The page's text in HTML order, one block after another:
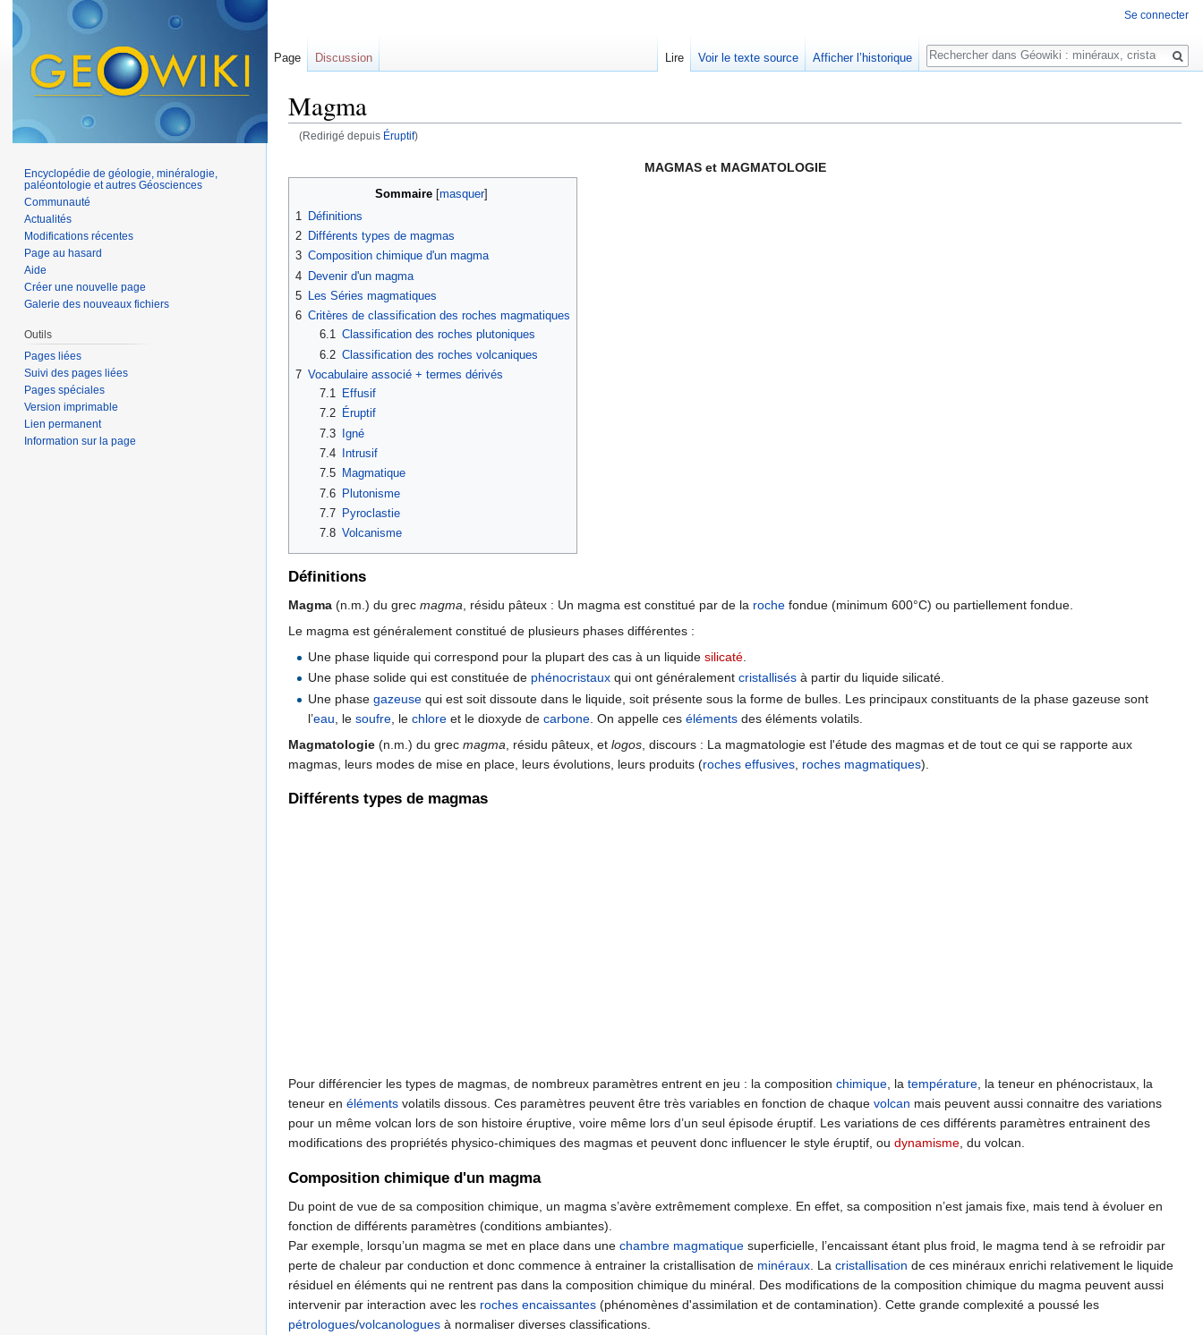
Magma
(Redirigé depuis Éruptif)
MAGMAS et MAGMATOLOGIE
Sommaire[masquer]
1
Définitions
2 Différents types de magmas
3 Composition chimique d'un magma
4 Devenir d'un magma
5
Les Séries magmatiques
6 Critères de classification des roches magmatiques
6.1 Classification des roches plutoniques
6.2 Classification des roches volcaniques
7 Vocabulaire associé + termes dérivés
7.1
Effusif
7.2
Éruptif
7.3 Igné
7.4
Intrusif
7.5
Magmatique
7.6 Plutonisme
7.7
Pyroclastie
7.8 Volcanisme
Définitions
Magma (n.m.) du grec magma , résidu pâteux : Un magma est constitué par de la roche fondue (minimum 600°C) ou partiellement fondue.
Le magma est généralement constitué de plusieurs phases différentes :
Une phase liquide qui correspond pour la plupart des cas à un liquidesilicaté
Une phase solide qui est constituée de phénocristaux qui ont généralementcristallisés à partir du liquide silicaté.
Une phasegazeuse qui est soit dissoute dans le liquide, soit présente sous la forme de bulles. Les principaux constituants de la phase gazeuse sont
l’eau , lesoufre , lechlore et le dioxyde decarbone . On appelle ceséléments des éléments volatils.
Magmatologie (n.m.) du grec magma , résidu pâteux, et logos , discours : La magmatologie est l'étude des magmas et de tout ce qui se rapporte aux
magmas, leurs modes de mise en place, leurs évolutions, leurs produits (roches effusives roches magmatiques).
Différents types de magmas
Pour différencier les types de magmas, de nombreux paramètres entrent en jeu : la composition chimique, la température, la teneur en phénocristaux, la
teneur en éléments volatils dissous. Ces paramètres peuvent être très variables en fonction de chaque volcan mais peuvent aussi connaitre des variations
pour un même volcan lors de son histoire éruptive, voire même lors d’un seul épisode éruptif. Les variations de ces différents paramètres entrainent des
modifications des propriétés physico-chimiques des magmas et peuvent donc influencer le style éruptif, ou dynamisme, du volcan.
Composition chimique d'un magma
Du point de vue de sa composition chimique, un magma s’avère extrêmement complexe. En effet, sa composition n’est jamais fixe, mais tend à évoluer en
fonction de différents paramètres (conditions ambiantes).
Par exemple, lorsqu’un magma se met en place dans une chambre magmatique superficielle, l’encaissant étant plus froid, le magma tend à se refroidir par
perte de chaleur par conduction et donc commence à entrainer la cristallisation de minéraux . La cristallisation de ces minéraux enrichi relativement le liquide
résiduel en éléments qui ne rentrent pas dans la composition chimique du minéral. Des modifications de la composition chimique du magma peuvent aussi
intervenir par interaction avec les roches encaissantes (phénomènes d'assimilation et de contamination). Cette grande complexité a poussé les
pétrologues/volcanologues à normaliser diverses classifications.
Se connecter
Page Discussion Lire Voir le texte source Afficher l’historique
Rechercher
Encyclopédie de géologie, minéralogie,
paléontologie et autres Géosciences
Communauté
Actualités
Modifications récentes
Page au hasard
Aide
Créer une nouvelle page
Galerie des nouveaux fichiers
Outils
Pages liées
Suivi des pages liées
Pages spéciales
Version imprimable
Lien permanent
Information sur la page